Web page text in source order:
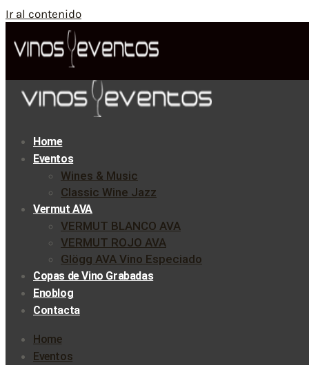
Ir al contenido
Home
Eventos
Wines & Music
Classic Wine Jazz
Vermut AVA
VERMUT BLANCO AVA
VERMUT ROJO AVA
Glögg AVA Vino Especiado
Copas de Vino Grabadas
Enoblog
Contacta
Home
Eventos